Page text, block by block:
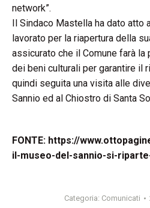
network”.
Il Sindaco Mastella ha dato atto
lavorato per la riapertura della
assicurato che il Comune farà
dei beni culturali per garantire il
quindi seguita una visita alle
Sannio ed al Chiostro di Santa
FONTE: https://
il-museo-del-sannio-si-
Categoria: Comunicati